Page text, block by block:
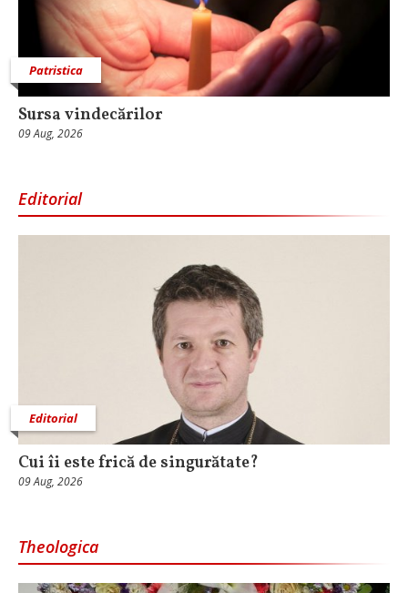
Patristica
Sursa vindecărilor
09 Aug, 2026
Editorial
Editorial
Cui îi este frică de singurătate?
09 Aug, 2026
Theologica